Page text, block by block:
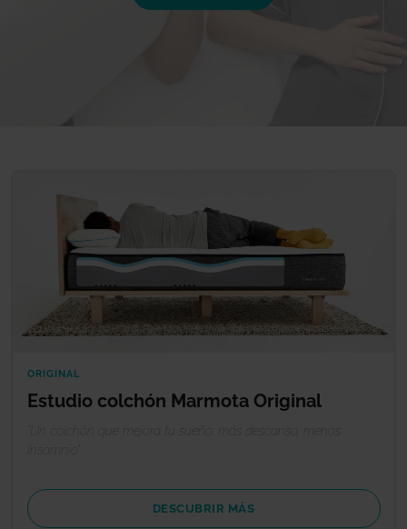
ORIGINAL
Estudio colchón Marmota Original
DESCUBRIR MÁS